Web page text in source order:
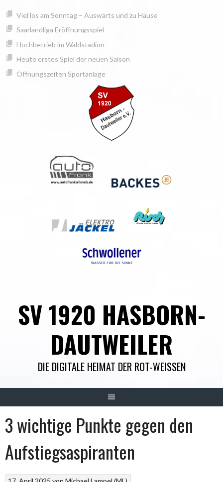
springen
zum
Inhalt
Viel los am Sonntag – Auswärts und zu Hause
Saarlandliga Eröffnungsspiel
Hochbetrieb im Waldstadion
Heute erstes Spiel der neuen Saison
Öffnungszeiten Sportanlage
SV 1920 HASBORN-
DAUTWEILER
DIE DIGITALE HEIMAT DER ROT-WEISSEN
3 wichtige Punkte gegen den
Aufstiegsaspiranten